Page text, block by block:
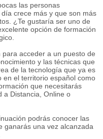
las personas
crece más y que son más
¿Te gustaría ser uno de
opción de formación
acceder a un puesto de
y las técnicas que
de la tecnología que ya es
en el territorio español como
que necesitarás
a Distancia, Online o
podrás conocer las
ganarás una vez alcanzada